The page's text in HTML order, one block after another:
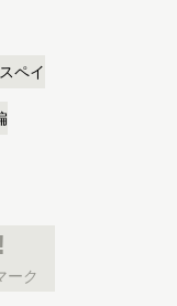
スペイ
ーク